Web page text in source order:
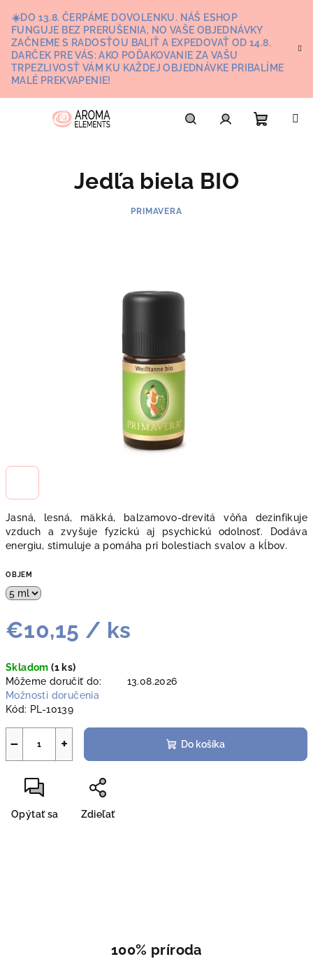
obsah
☀️DO 13.8. ČERPÁME DOVOLENKU. NÁŠ ESHOP
FUNGUJE BEZ PRERUŠENIA, NO VAŠE OBJEDNÁVKY
ZAČNEME S RADOSŤOU BALIŤ A EXPEDOVAŤ OD 14.8.
DARČEK PRE VÁS: AKO POĎAKOVANIE ZA VAŠU
TRPEZLIVOSŤ VÁM KU KAŽDEJ OBJEDNÁVKE PRIBALÍME
MALÉ PREKVAPENIE!
Jasná, lesná, mäkká, balzamovo-drevitá vôňa dezinfikuje
vzduch a zvyšuje fyzickú aj psychickú odolnosť. Dodáva
energiu, stimuluje a pomáha pri bolestiach svalov a kĺbov.
OBJEM
€10,15 / ks
cena:
Skladom(1 ks)
Môžeme doručiť do:
13.08.2026
Možnosti doručenia
Kód: PL-10139
+
− Do košíka
Opýtať sa Zdieľať
Jedľa biela BIO
PRIMAVERA
100% príroda